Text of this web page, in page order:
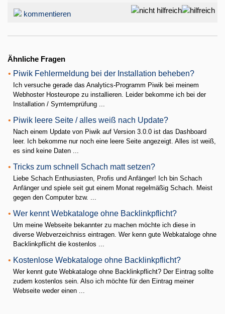
kommentieren
Ähnliche Fragen
• Piwik Fehlermeldung bei der Installation beheben?
Ich versuche gerade das Analytics-Programm Piwik bei meinem
Webhoster Hosteurope zu installieren. Leider bekomme ich bei der
Installation / Symtemprüfung ...
• Piwik leere Seite / alles weiß nach Update?
Nach einem Update von Piwik auf Version 3.0.0 ist das Dashboard
leer. Ich bekomme nur noch eine leere Seite angezeigt. Alles ist weiß,
es sind keine Daten ...
• Tricks zum schnell Schach matt setzen?
Liebe Schach Enthusiasten, Profis und Anfänger! Ich bin Schach
Anfänger und spiele seit gut einem Monat regelmäßig Schach. Meist
gegen den Computer bzw. ...
• Wer kennt Webkataloge ohne Backlinkpflicht?
Um meine Webseite bekannter zu machen möchte ich diese in
diverse Webverzeichniss eintragen. Wer kenn gute Webkataloge ohne
Backlinkpflicht die kostenlos ...
• Kostenlose Webkataloge ohne Backlinkpflicht?
Wer kennt gute Webkataloge ohne Backlinkpflicht? Der Eintrag sollte
zudem kostenlos sein. Also ich möchte für den Eintrag meiner
Webseite weder einen ...